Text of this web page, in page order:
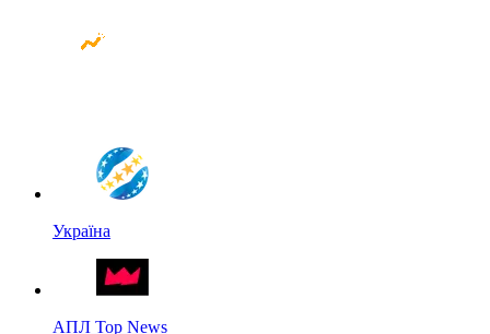
Україна
АПЛ Top News